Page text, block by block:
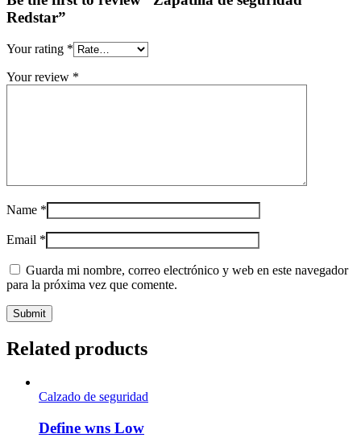
Redstar”
Your rating *
Your review *
Name *
Email *
Guarda mi nombre, correo electrónico y web en este navegador
para la próxima vez que comente.
Related products
Calzado de seguridad
Define wns Low